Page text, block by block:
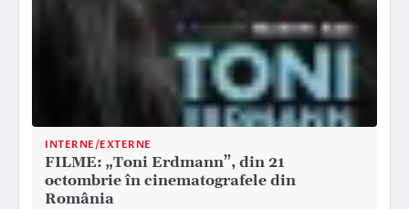
INTERNE/EXTERNE
FILME: „Toni Erdmann”, din 21
octombrie în cinematografele din
România